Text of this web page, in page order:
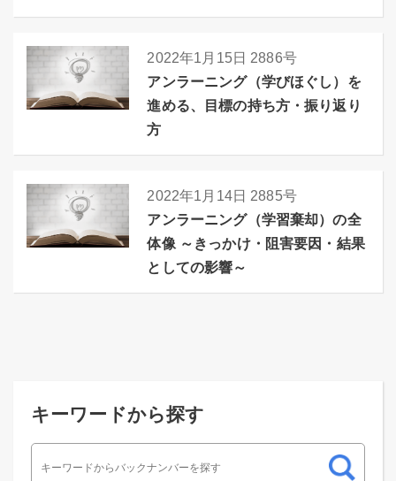
2022年1月15日 2886号
アンラーニング（学びほぐし）を
進める、目標の持ち方・振り返り
方
2022年1月14日 2885号
アンラーニング（学習棄却）の全
体像 ～きっかけ・阻害要因・結果
としての影響～
キーワードから探す